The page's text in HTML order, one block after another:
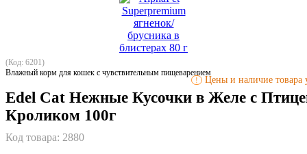
(Код: 6201)
Влажный корм для кошек с чувствительным пищеварением
! Цены и наличие товара
Edel Сat Нежные Кусочки в Желе с
Кроликом 100г
Код товара: 2880